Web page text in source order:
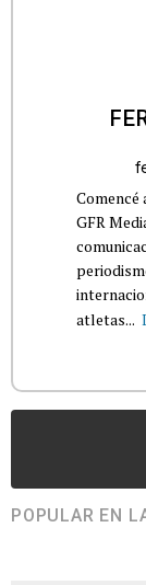
Comencé
GFR
atletas...
POPULAR EN